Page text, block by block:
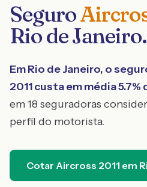
Seguro
Rio de Janeiro.
EmRio de Janeiro, o
2011custa em média5.7%
em 18 seguradoras
perfil do motorista.
Cotar Aircross 2011 em